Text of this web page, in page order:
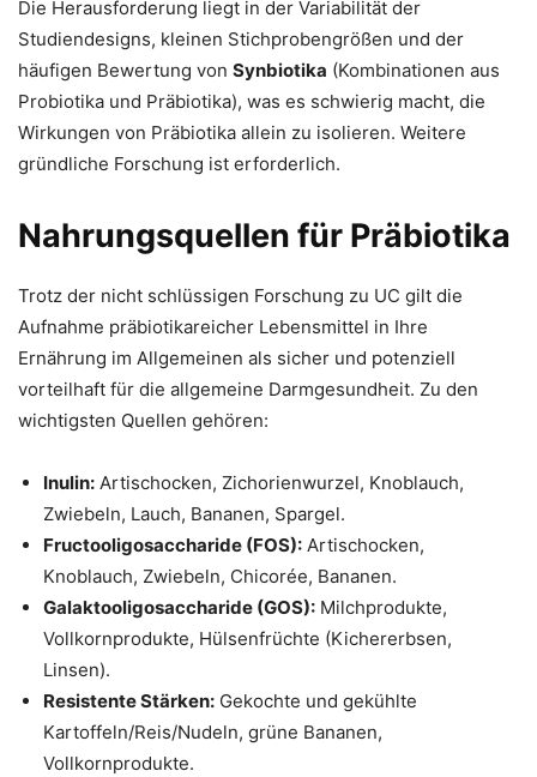
Die Herausforderung liegt in der Variabilität der
Studiendesigns, kleinen Stichprobengrößen und der
häufigen Bewertung von Synbiotika (Kombinationen aus
Probiotika und Präbiotika), was es schwierig macht, die
Wirkungen von Präbiotika allein zu isolieren. Weitere
gründliche Forschung ist erforderlich.
Nahrungsquellen für Präbiotika
Trotz der nicht schlüssigen Forschung zu UC gilt die
Aufnahme präbiotikareicher Lebensmittel in Ihre
Ernährung im Allgemeinen als sicher und potenziell
vorteilhaft für die allgemeine Darmgesundheit. Zu den
wichtigsten Quellen gehören:
Inulin: Artischocken, Zichorienwurzel, Knoblauch,
Zwiebeln, Lauch, Bananen, Spargel.
Fructooligosaccharide (FOS): Artischocken,
Knoblauch, Zwiebeln, Chicorée, Bananen.
Galaktooligosaccharide (GOS): Milchprodukte,
Vollkornprodukte, Hülsenfrüchte (Kichererbsen,
Linsen).
Resistente Stärken: Gekochte und gekühlte
Kartoffeln/Reis/Nudeln, grüne Bananen,
Vollkornprodukte.